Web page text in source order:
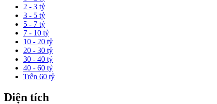
2 - 3 tỷ
3 - 5 tỷ
5 - 7 tỷ
7 - 10 tỷ
10 - 20 tỷ
20 - 30 tỷ
30 - 40 tỷ
40 - 60 tỷ
Trên 60 tỷ
Diện tích